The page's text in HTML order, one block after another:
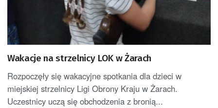
Wakacje na strzelnicy LOK w Żarach
Rozpoczęły się wakacyjne spotkania dla dzieci w
miejskiej strzelnicy Ligi Obrony Kraju w Żarach.
Uczestnicy uczą się obchodzenia z bronią...